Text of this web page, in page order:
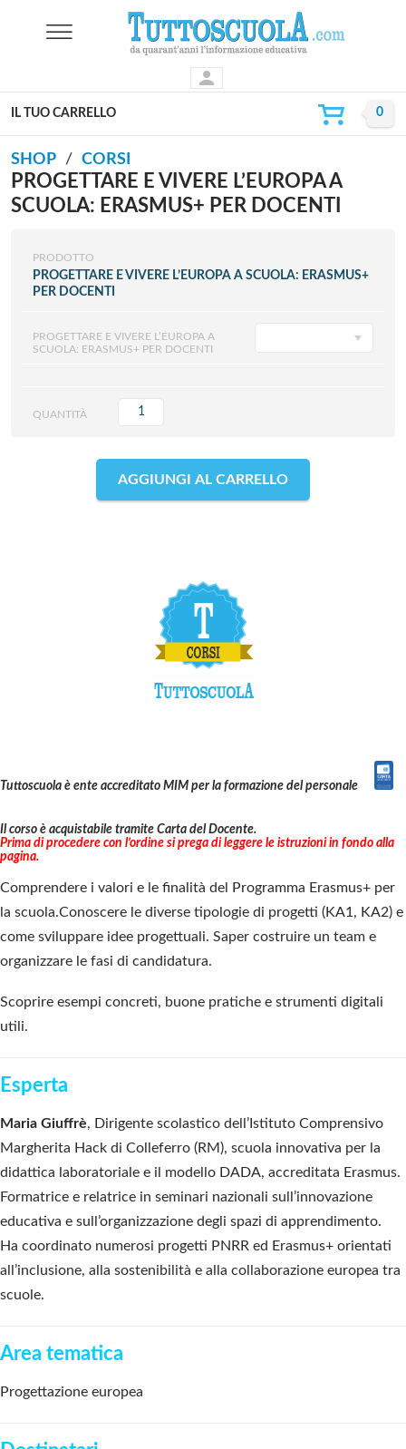
IL TUO CARRELLO
SHOP CORSI
PROGETTARE E VIVERE L’EUROPA A
SCUOLA: ERASMUS+ PER DOCENTI
PRODOTTO
PROGETTARE E VIVERE L’EUROPA A SCUOLA: ERASMUS+
PER DOCENTI
PROGETTARE E VIVERE L’EUROPA A
SCUOLA: ERASMUS+ PER DOCENTI
QUANTITÀ
AGGIUNGI AL CARRELLO
Tuttoscuola è ente accreditato MIM per la formazione del personale
Il corso è acquistabile tramite Carta del Docente.
Prima di procedere con l’ordine si prega di leggere le istruzioni in fondo alla
pagina.
Comprendere i valori e le finalità del Programma Erasmus+ per
la scuola.Conoscere le diverse tipologie di progetti (KA1, KA2) e
come sviluppare idee progettuali. Saper costruire un team e
organizzare le fasi di candidatura.
Scoprire esempi concreti, buone pratiche e strumenti digitali
utili.
Esperta
Maria Giuffrè, Dirigente scolastico dell’Istituto Comprensivo
Margherita Hack di Colleferro (RM), scuola innovativa per la
didattica laboratoriale e il modello DADA, accreditata Erasmus.
Formatrice e relatrice in seminari nazionali sull’innovazione
educativa e sull’organizzazione degli spazi di apprendimento.
Ha coordinato numerosi progetti PNRR ed Erasmus+ orientati
all’inclusione, alla sostenibilità e alla co llaborazione europea tra
scuole.
Area tematica
Progettazione europea